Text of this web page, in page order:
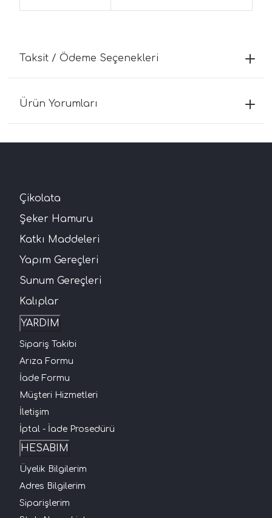
Taksit / Ödeme Seçenekleri
Ürün Yorumları
Çikolata
Şeker Hamuru
Katkı Maddeleri
Yapım Gereçleri
Sunum Gereçleri
Kalıplar
YARDIM
Sipariş Takibi
Arıza Formu
İade Formu
Müşteri Hizmetleri
İletişim
İptal - İade Prosedürü
HESABIM
Üyelik Bilgilerim
Adres Bilgilerim
Siparişlerim